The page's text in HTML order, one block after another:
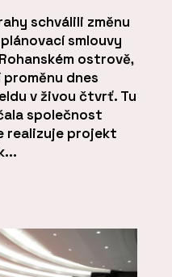
schválili změnu
smlouvy
ostrově,
dnes
v živou čtvrť. Tu
společnost
realizuje projekt